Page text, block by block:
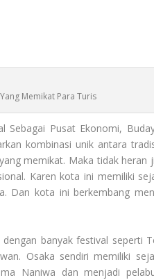
Memikat Para Turis
Sebagai Pusat Ekonomi,
kombinasi unik antara
memikat. Maka tidak heran
Karen kota ini memiliki
Dan kota ini berkembang
banyak festival seperti
Osaka sendiri memiliki
Naniwa dan menjadi